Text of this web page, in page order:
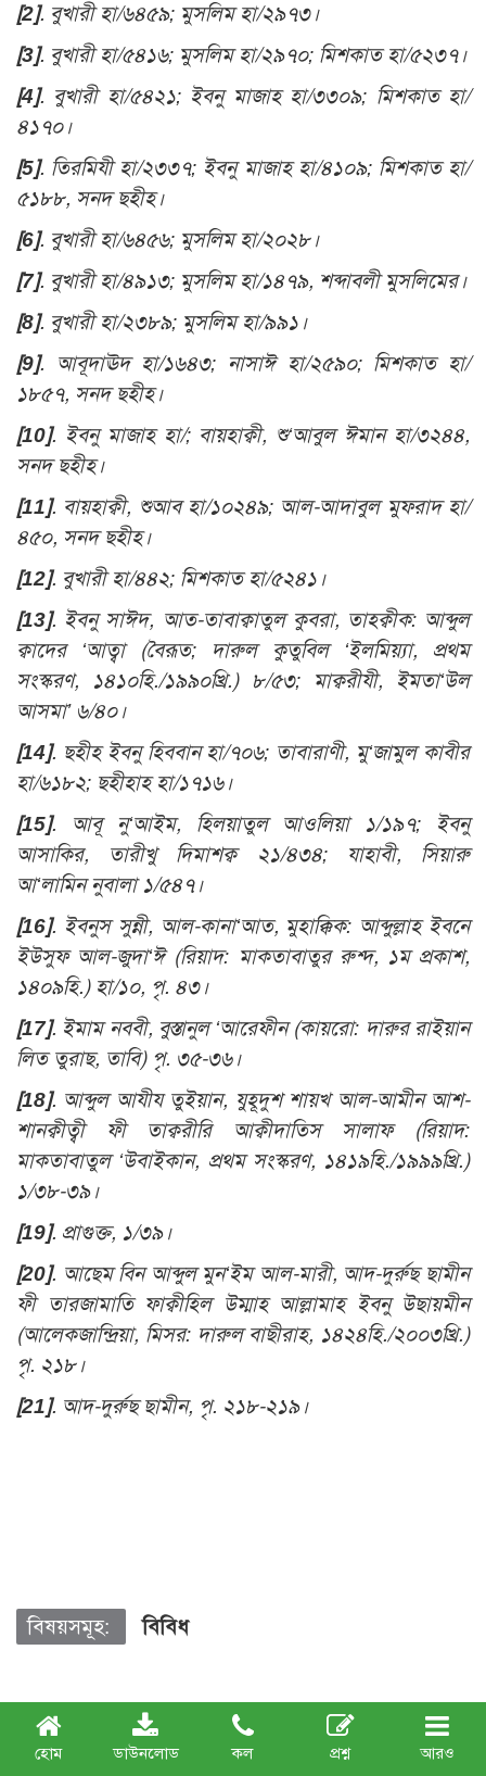
হোম ডাউনলোড কল প্রশ্ন আরও
[2]. বুখারী হা/৬৪৫৯; মুসলিম হা/২৯৭৩।
[3]. বুখারী হা/৫৪১৬; মুসলিম হা/২৯৭০; মিশকাত হা/৫২৩৭।
[4]. বুখারী হা/৫৪২১; ইবনু মাজাহ হা/৩৩০৯; মিশকাত হা/
৪১৭০।
[5]. তিরমিযী হা/২৩৩৭; ইবনু মাজাহ হা/৪১০৯; মিশকাত হা/
৫১৮৮, সনদ ছহীহ।
[6]. বুখারী হা/৬৪৫৬; মুসলিম হা/২০২৮।
[7]. বুখারী হা/৪৯১৩; মুসলিম হা/১৪৭৯, শব্দাবলী মুসলিমের।
[8]. বুখারী হা/২৩৮৯; মুসলিম হা/৯৯১।
[9]. আবূদাঊদ হা/১৬৪৩; নাসাঈ হা/২৫৯০; মিশকাত হা/
১৮৫৭, সনদ ছহীহ।
[10]. ইবনু মাজাহ হা/; বায়হাক্বী, শু‘আবুল ঈমান হা/৩২৪৪,
সনদ ছহীহ।
[11]. বায়হাক্বী, শুআব হা/১০২৪৯; আল-আদাবুল মুফরাদ হা/
৪৫০, সনদ ছহীহ।
[12]. বুখারী হা/৪৪২; মিশকাত হা/৫২৪১।
[13]. ইবনু সাঈদ, আত-তাবাক্বাতুল কুবরা, তাহক্বীক: আব্দুল
ক্বাদের ‘আত্বা (বৈরূত; দারুল কুতুবিল ‘ইলমিয়্যা, প্রথম
সংস্করণ, ১৪১০হি./১৯৯০খ্রি.) ৮/৫৩; মাক্বরীযী, ইমতা‘উল
আসমা’ ৬/৪০।
[14]. ছহীহ ইবনু হিববান হা/৭০৬; তাবারাণী, মু‘জামুল কাবীর
হা/৬১৮২; ছহীহাহ হা/১৭১৬।
[15]. আবূ নু‘আইম, হিলয়াতুল আওলিয়া ১/১৯৭; ইবনু
আসাকির, তারীখু দিমাশক্ব ২১/৪৩৪; যাহাবী, সিয়ারু
আ‘লামিন নুবালা ১/৫৪৭।
[16]. ইবনুস সুন্নী, আল-কানা‘আত, মুহাক্কিক: আব্দুল্লাহ ইবনে
ইউসুফ আল-জুদা‘ঈ (রিয়াদ: মাকতাবাতুর রুশ্দ, ১ম প্রকাশ,
১৪০৯হি.) হা/১০, পৃ. ৪৩।
[17]. ইমাম নববী, বুস্তানুল ‘আরেফীন (কায়রো: দারুর রাইয়ান
লিত তুরাছ, তাবি) পৃ. ৩৫-৩৬।
[18]. আব্দুল আযীয তুইয়ান, যুহূদুশ শায়খ আল-আমীন আশ-
শানক্বীত্বী ফী তাক্বরীরি আক্বীদাতিস সালাফ (রিয়াদ:
মাকতাবাতুল ‘উবাইকান, প্রথম সংস্করণ, ১৪১৯হি./১৯৯৯খ্রি.)
১/৩৮-৩৯।
[19]. প্রাগুক্ত, ১/৩৯।
[20]. আছেম বিন আব্দুল মুন‘ইম আল-মারী, আদ-দুর্রুছ ছামীন
ফী তারজামাতি ফাক্বীহিল উম্মাহ আল্লামাহ ইবনু উছায়মীন
(আলেকজান্দ্রিয়া, মিসর: দারুল বাছীরাহ, ১৪২৪হি./২০০৩খ্রি.)
পৃ. ২১৮।
[21]. আদ-দুর্রুছ ছামীন, পৃ. ২১৮-২১৯।
বিষয়সমূহ: বিবিধ
এ বিভাগের আরও প্রবন্ধ